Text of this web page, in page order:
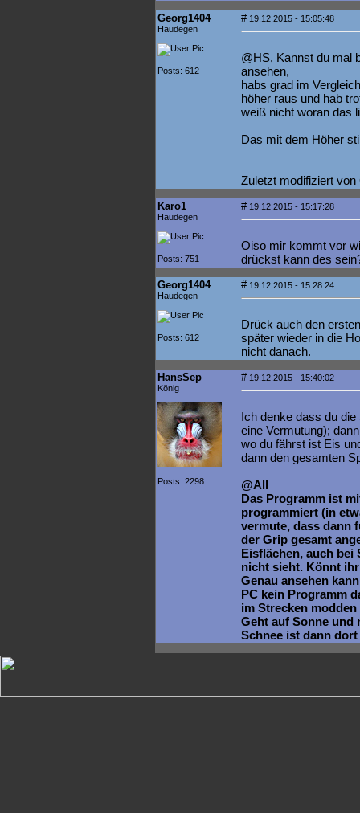
Georg1404
Haudegen
Posts: 612
#19.12.2015 - 15:05:48
@HS, Kannst du mal
ansehen,
habs grad im
höher raus und hab
weiß nicht woran das
Das mit dem Höher
Zuletzt modifiziert von
Karo1
Haudegen
Posts: 751
#19.12.2015 - 15:17:28
Oiso mir kommt vor
drückst kann des
Georg1404
Haudegen
Posts: 612
#19.12.2015 - 15:28:24
Drück auch den
später wieder in die
nicht danach.
HansSep
König
Posts: 2298
#19.12.2015 - 15:40:02
Ich denke dass du
eine Vermutung);
wo du fährst ist Eis
dann den gesamten
@All
Das Programm ist
programmiert (in
vermute, dass dann
der Grip gesamt
Eisflächen, auch bei
nicht sieht. Könnt
Genau ansehen
PC kein Programm
im Strecken modden
Geht auf Sonne und
Schnee ist dann